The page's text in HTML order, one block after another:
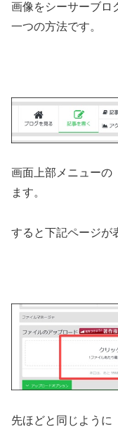
画像をシーサーブロ
一つの方法です。
画面上部メニューの
ます。
すると下記ページが
先ほどと同じように